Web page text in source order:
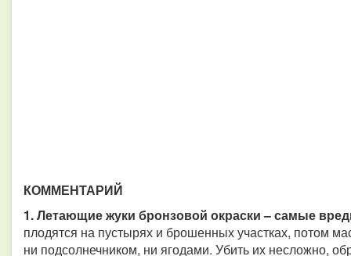
КОММЕНТАРИЙ
1. Летающие жуки бронзовой окраски – самые
плодятся на пустырях и брошенных участках, потом
ни подсолнечником, ни ягодами. Убить их несложно,